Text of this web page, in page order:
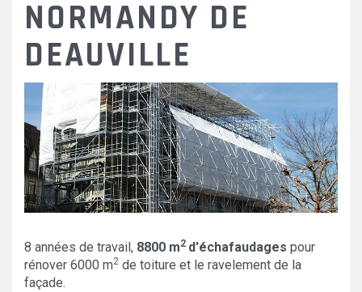
NORMANDY DE
DEAUVILLE
8 années de travail, 8800 m2 d'échafaudages pour
rénover 6000 m2 de toiture et le ravelement de la
façade.